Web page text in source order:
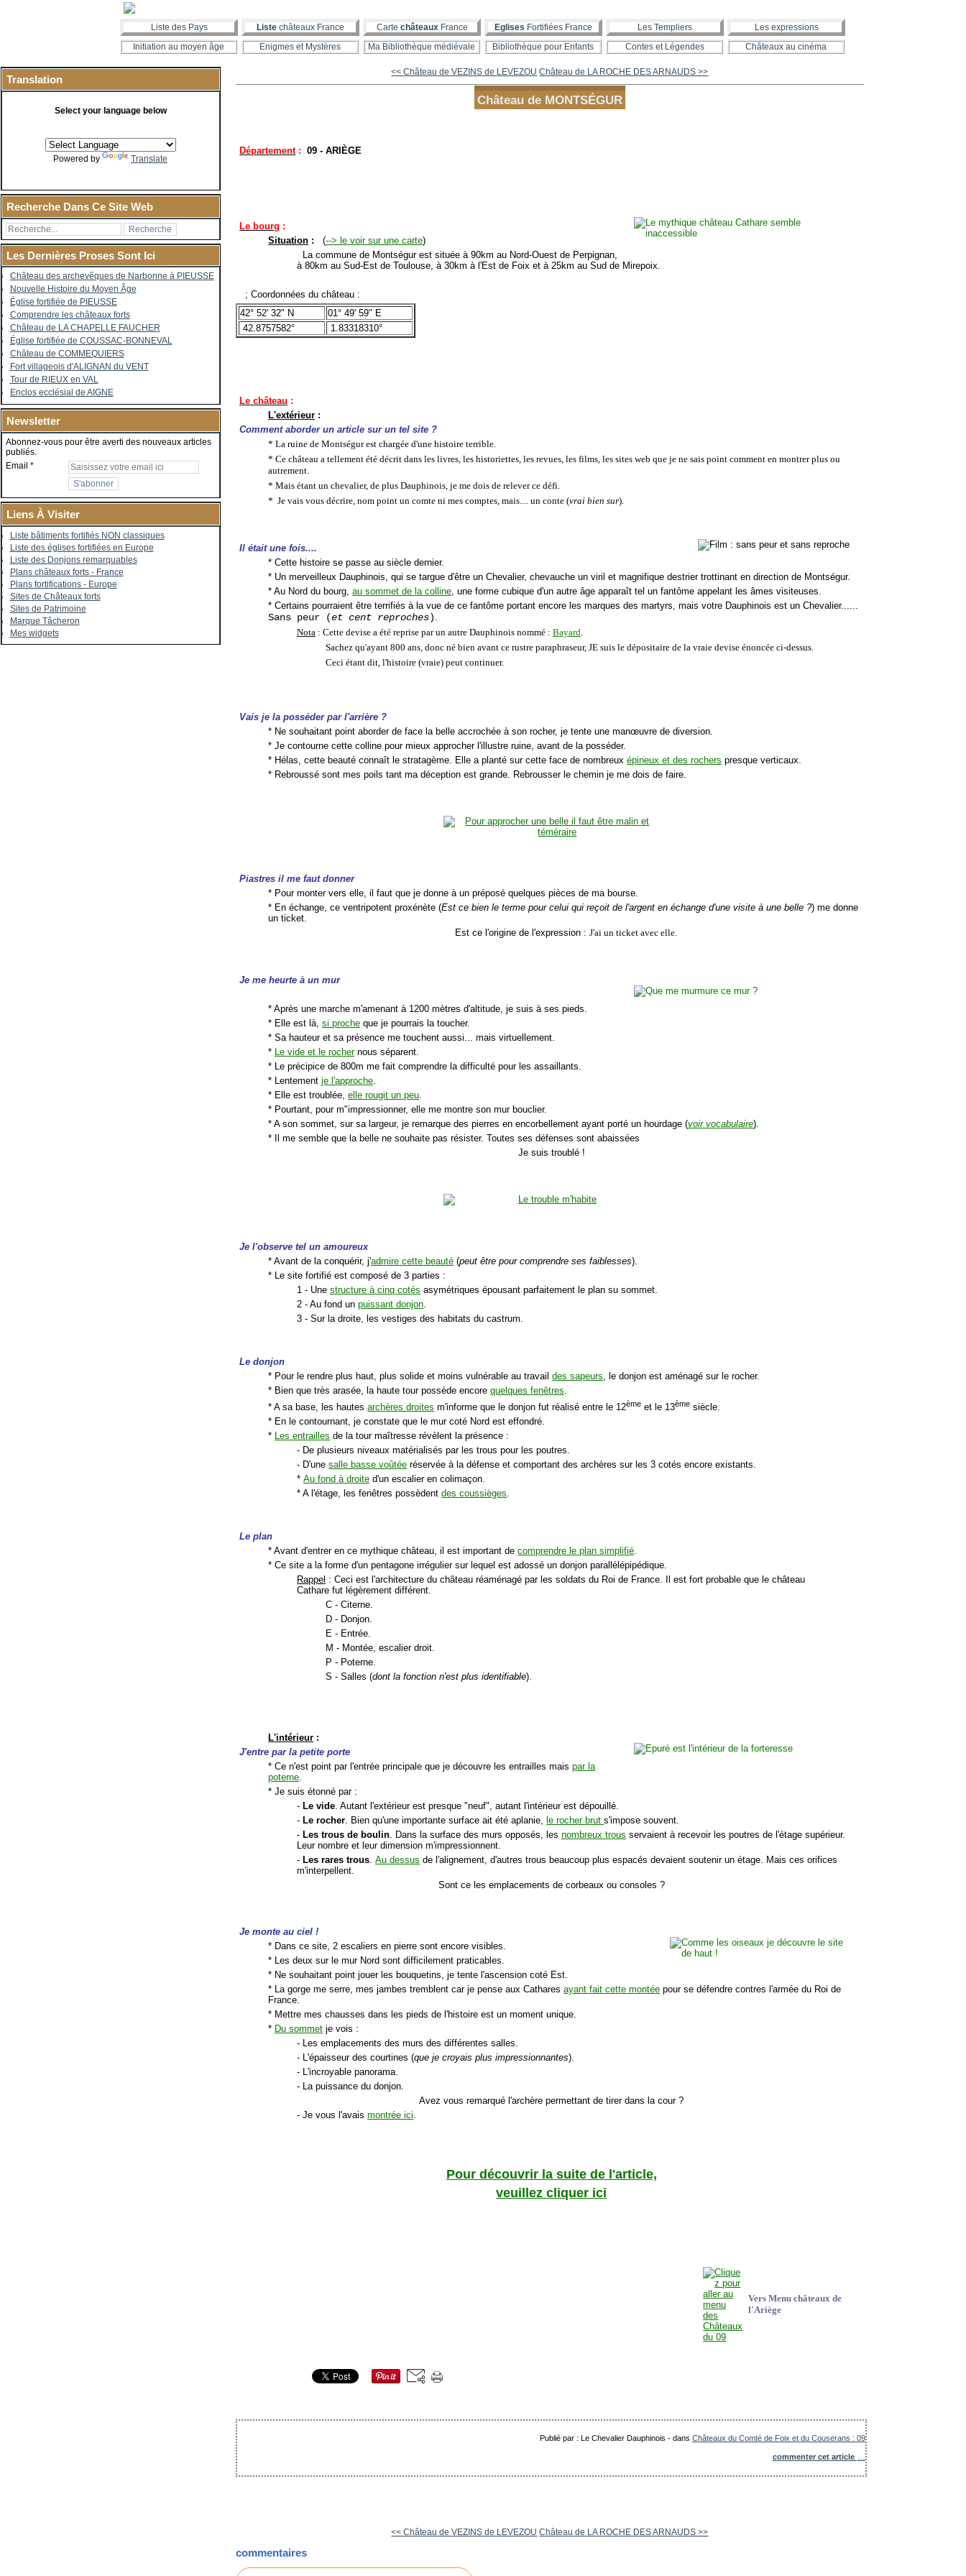
Liste des Pays Liste châteaux France Carte châteauxFrance Eglises Fortifiées France Les Templiers
Les expressions
Initiation au moyen âge
Enigmes et Mystères Ma Bibliothèque médiévale Bibliothèque pour Enfants Contes et Légendes Châteaux au cinéma
Translation
Select your language below
Powered by Translate
Recherche Dans Ce Site Web
Les Dernières Proses Sont Ici
Château des archevêques de Narbonne à PIEUSSE
Nouvelle Histoire du Moyen Âge
Église fortifiée de PIEUSSE
Comprendre les châteaux forts
Château de LA CHAPELLE FAUCHER
Église fortifiée de COUSSAC-BONNEVAL
Château de COMMEQUIERS
Fort villageois d'ALIGNAN du VENT
Tour de RIEUX en VAL
Enclos ecclésial de AIGNE
Newsletter
Abonnez-vous pour être averti des nouveaux articles
publiés.
Email
Liens À Visiter
Liste bâtiments fortifiés NON classiques
Liste des églises fortifiées en Europe
Liste des Donjons remarquables
Plans châteaux forts - France
Plans fortifications - Europe
Sites de Châteaux forts
Sites de Patrimoine
Marque Tâcheron
Mes widgets
<< Château de VEZINS de LEVEZOU Château de LA ROCHE DES ARNAUDS >>
Château de MONTSÉGUR
Département : 09 - ARIÈGE
Le bourg :
Situation : (--> le voir sur une carte)
La commune de Montségur est située à 90km au Nord-Ouest de Perpignan,
à 80km au Sud-Est de Toulouse, à 30km à l'Est de Foix et à 25km au Sud de Mirepoix.
; Coordonnées du château :
42° 52' 32" N
01° 49' 59" E
42.8757582°
1.83318310°
Le château :
L'extérieur :
Comment aborder un article sur un tel site ?
* La ruine de Montségur est chargée d'une histoire terrible.
* Ce château a tellement été décrit dans les livres, les historiettes, les revues, les films, les sites web que je ne sais point comment en montrer plus ou
autrement.
* Mais étant un chevalier, de plus Dauphinois, je me dois de relever ce défi.
* Je vais vous décrire, nom point un comte ni mes comptes, mais.... un conte (vrai bien sur).
Il était une fois....
* Cette histoire se passe au siècle dernier.
* Un merveilleux Dauphinois, qui se targue d'être un Chevalier, chevauche un viril et magnifique destrier trottinant en direction de Montségur.
* Au Nord du bourg,au sommet de la colline , une forme cubique d'un autre âge apparaît tel un fantôme appelant les âmes visiteuses.
* Certains pourraient être terrifiés à la vue de ce fantôme portant encore les marques des martyrs, mais votre Dauphinois est un Chevalier......
Sans peur (et cent reproches)
Nota : Cette devise a été reprise par un autre Dauphinois nommé :Bayard
Sachez qu'ayant 800 ans, donc né bien avant ce rustre paraphraseur, JE suis le dépositaire de la vraie devise énoncée ci-dessus.
Ceci étant dit, l'histoire (vraie) peut continuer.
Vais je la posséder par l'arrière ?
* Ne souhaitant point aborder de face la belle accrochée à son rocher, je tente une manœuvre de diversion.
* Je contourne cette colline pour mieux approcher l'illustre ruine, avant de la posséder.
* Hélas, cette beauté connaît le stratagème. Elle a planté sur cette face de nombreuxépineux et des rochers presque verticaux.
* Rebroussé sont mes poils tant ma déception est grande. Rebrousser le chemin je me dois de faire.
Piastres il me faut donner
* Pour monter vers elle, il faut que je donne à un préposé quelques pièces de ma bourse.
* En échange, ce ventripotent proxénète (Est ce bien le terme pour celui qui reçoit de l'argent en échange d'une visite à une belle ?) me donne
un ticket.
Est ce l'origine de l'expression : J'ai un ticket avec elle.
Je me heurte à un mur
* Après une marche m'amenant à 1200 mètres d'altitude, je suis à ses pieds.
* Elle est là,si proche que je pourrais la toucher.
* Sa hauteur et sa présence me touchent aussi... mais virtuellement.
*
Le vide et le rochernous séparent.
* Le précipice de 800m me fait comprendre la difficulté pour les assaillants.
* Lentementje l'approche
* Elle est troublée,elle rougit un peu
* Pourtant, pour m"impressionner, elle me montre son mur bouclier.
* A son sommet, sur sa largeur, je remarque des pierres en encorbellement ayant porté un hourdage (voir vocabulaire).
* Il me semble que la belle ne souhaite pas résister. Toutes ses défenses sont abaissées
Je suis troublé !
Je l'observe tel un amoureux
* Avant de la conquérir, j'admire cette beauté (peut être pour comprendre ses faiblesses).
* Le site fortifié est composé de 3 parties :
1 - Unestructure à cinq cotés asymétriques épousant parfaitement le plan su sommet.
2 - Au fond unpuissant donjon
3 - Sur la droite, les vestiges des habitats du castrum.
Le donjon
* Pour le rendre plus haut, plus solide et moins vulnérable au travaildes sapeurs , le donjon est aménagé sur le rocher.
* Bien que très arasée, la haute tour possède encorequelques fenêtres
* A sa base, les hautesarchères droites m'informe que le donjon fut réalisé entre le 12ème et le 13ème siècle.
* En le contournant, je constate que le mur coté Nord est effondré.
* Les entrailles de la tour maîtresse révèlent la présence :
- De plusieurs niveaux matérialisés par les trous pour les poutres.
- D'unesalle basse voûtée réservée à la défense et comportant des archères sur les 3 cotés encore existants.
*Au fond à droite d'un escalier en colimaçon.
* A l'étage, les fenêtres possèdentdes coussièges.
Le plan
* Avant d'entrer en ce mythique château, il est important decomprendre le plan simplifié.
* Ce site a la forme d'un pentagone irrégulier sur lequel est adossé un donjon parallélépipédique.
Rappel : Ceci est l'architecture du château réaménagé par les soldats du Roi de France. Il est fort probable que le château
Cathare fut légèrement différent.
C - Citerne.
D - Donjon.
E - Entrée.
M - Montée, escalier droit.
P - Poterne.
S - Salles (dont la fonction n'est plus identifiable).
L'intérieur :
J'entre par la petite porte
* Ce n'est point par l'entrée principale que je découvre les entrailles maispar la
poterne.
* Je suis étonné par :
- Le vide. Autant l'extérieur est presque "neuf", autant l'intérieur est dépouillé.
- Le rocher. Bien qu'une importante surface ait été aplanie, le rocher bruts'impose souvent.
- Les trous de boulin. Dans la surface des murs opposés, lesnombreux trous servaient à recevoir les poutres de l'étage supérieur.
Leur nombre et leur dimension m'impressionnent.
- Les rares trous.Au dessus de l'alignement, d'autres trous beaucoup plus espacés devaient soutenir un étage. Mais ces orifices
m'interpellent.
Sont ce les emplacements de corbeaux ou consoles ?
Je monte au ciel !
* Dans ce site, 2 escaliers en pierre sont encore visibles.
* Les deux sur le mur Nord sont difficilement praticables.
* Ne souhaitant point jouer les bouquetins, je tente l'ascension coté Est.
* La gorge me serre, mes jambes tremblent car je pense aux Catharesayant fait cette montée pour se défendre contres l'armée du Roi de
France.
* Mettre mes chausses dans les pieds de l'histoire est un moment unique.
* Du sommet je vois :
- Les emplacements des murs des différentes salles.
- L'épaisseur des courtines (que je croyais plus impressionnantes).
- L'incroyable panorama.
- La puissance du donjon.
Avez vous remarqué l'archère permettant de tirer dans la cour ?
- Je vous l'avaismontrée ici.
Pour découvrir la suite de l'article,
veuillez cliquer ici
Vers Menu châteaux de
l'Ariège
Publié par : Le Chevalier Dauphinois -dans Châteaux du Comté de Foix et du Couserans : 09
commenter cet article
<< Château de VEZINS de LEVEZOU Château de LA ROCHE DES ARNAUDS >>
commentaires